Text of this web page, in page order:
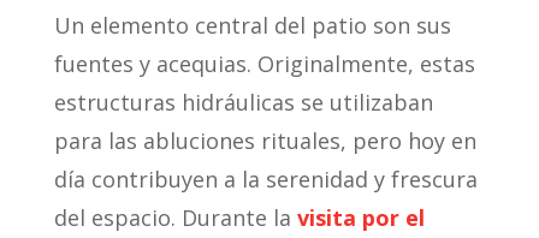
Un elemento central del patio son sus
fuentes y acequias. Originalmente, estas
estructuras hidráulicas se utilizaban
para las abluciones rituales, pero hoy en
día contribuyen a la serenidad y frescura
del espacio. Durante la visita por el